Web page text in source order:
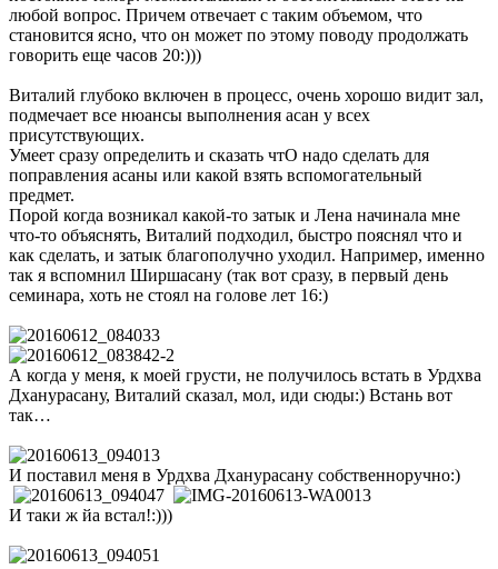
любой вопрос. Причем отвечает с таким объемом, что
становится ясно, что он может по этому поводу продолжать
говорить еще часов 20:)))
Виталий глубоко включен в процесс, очень хорошо видит зал,
подмечает все нюансы выполнения асан у всех
присутствующих.
Умеет сразу определить и сказать чтО надо сделать для
поправления асаны или какой взять вспомогательный
предмет.
Порой когда возникал какой-то затык и Лена начинала мне
что-то объяснять, Виталий подходил, быстро пояснял что и
как сделать, и затык благополучно уходил. Например, именно
так я вспомнил Ширшасану (так вот сразу, в первый день
семинара, хоть не стоял на голове лет 16:)
А когда у меня, к моей грусти, не получилось встать в Урдхва
Дханурасану, Виталий сказал, мол, иди сюды:) Встань вот
так…
И поставил меня в Урдхва Дханурасану собственноручно:)
И таки ж йа встал!:)))